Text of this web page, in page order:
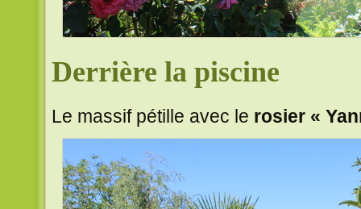
Derrière la piscine
Le massif pétille avec le rosier «